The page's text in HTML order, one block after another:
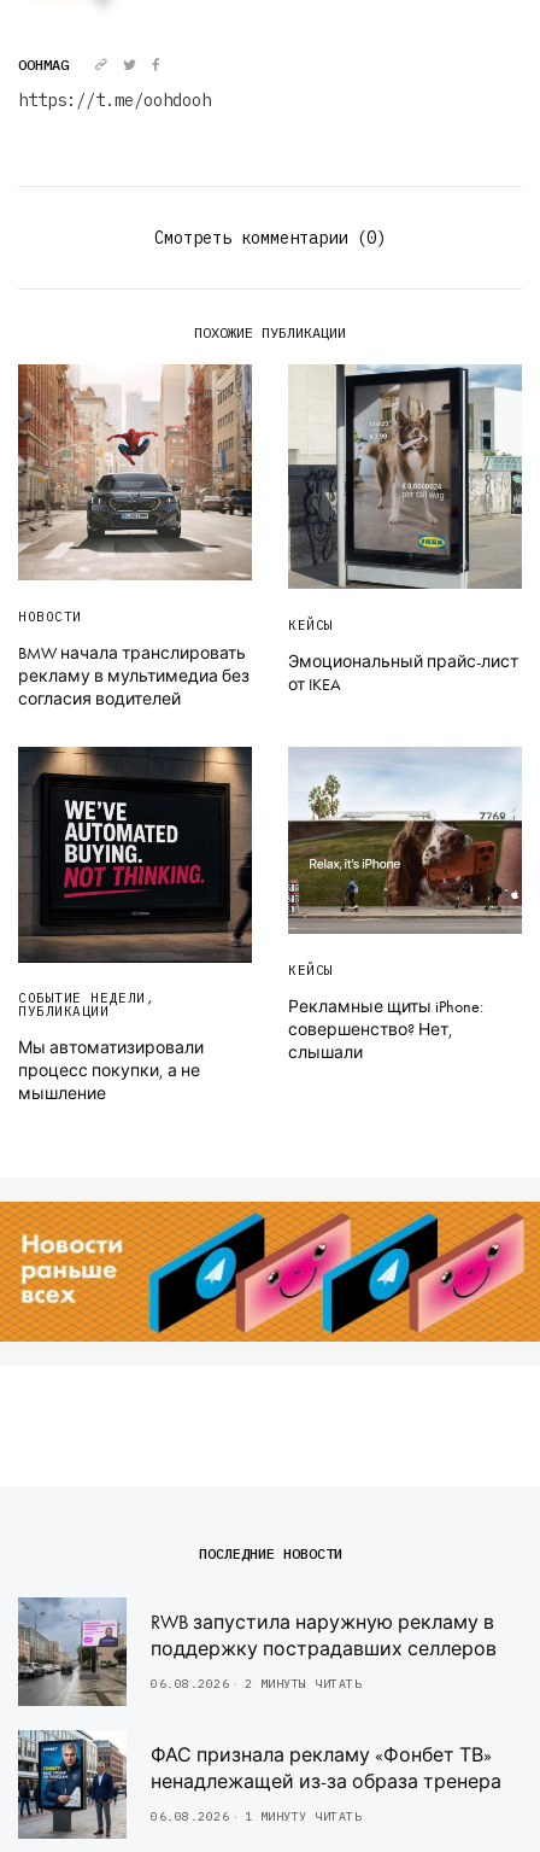
OOHMAG
https://t.me/oohdooh
Смотреть комментарии (0)
ПОХОЖИЕ ПУБЛИКАЦИИ
НОВОСТИ
BMW начала транслировать
рекламу в мультимедиа без
согласия водителей
КЕЙСЫ
Эмоциональный прайс-лист
от IKEA
СОБЫТИЕ НЕДЕЛИ ,
ПУБЛИКАЦИИ
Мы автоматизировали
процесс покупки, а не
мышление
КЕЙСЫ
Рекламные щиты iPhone:
совершенство? Нет,
слышали
ПОСЛЕДНИЕ НОВОСТИ
RWB запустила наружную рекламу в
поддержку пострадавших селлеров
06.08.2026 2 МИНУТЫ ЧИТАТЬ
ФАС признала рекламу «Фонбет ТВ»
ненадлежащей из-за образа тренера
06.08.2026 1 МИНУТУ ЧИТАТЬ